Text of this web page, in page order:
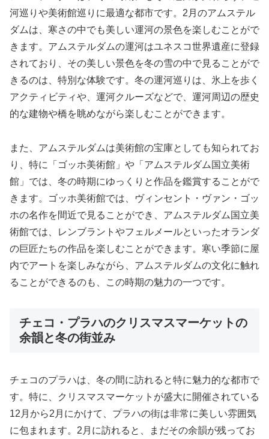
河巡りや美術館巡りに最適な都市です。2月のアムステル
ダムは、寒さの中でも美しい運河の景色を楽しむことがで
きます。アムステルダムの運河はユネスコ世界遺産に登録
されており、その美しい景色を冬の雪の中で見ることがで
きるのは、特別な体験です。冬の運河巡りは、氷上を歩く
アクティビティや、運河クルーズなどで、運河周辺の歴史
的な建物や橋を眺めながら楽しむことができます。
また、アムステルダムは美術館の宝庫としても知られてお
り、特に「ゴッホ美術館」や「アムステルダム国立美術
館」では、冬の時期にゆっくりと作品を鑑賞することがで
きます。ゴッホ美術館では、ヴィンセント・ヴァン・ゴッ
ホの名作を間近で見ることができ、アムステルダム国立美
術館では、レンブラントやフェルメールといったオランダ
の巨匠たちの作品を楽しむことができます。寒い季節に屋
内でアートを楽しみながら、アムステルダムの文化に触れ
ることができるのも、この時期の魅力の一つです。
チェコ・プラハのクリスマスマーケットの
余韻と冬の街並み
チェコのプラハは、冬の間に訪れると特に魅力的な都市で
す。特に、クリスマスマーケットが盛大に開催されている
12月から2月にかけて、プラハの街は非常に美しい雰囲気
に包まれます。2月に訪れると、まだその余韻が残ってお